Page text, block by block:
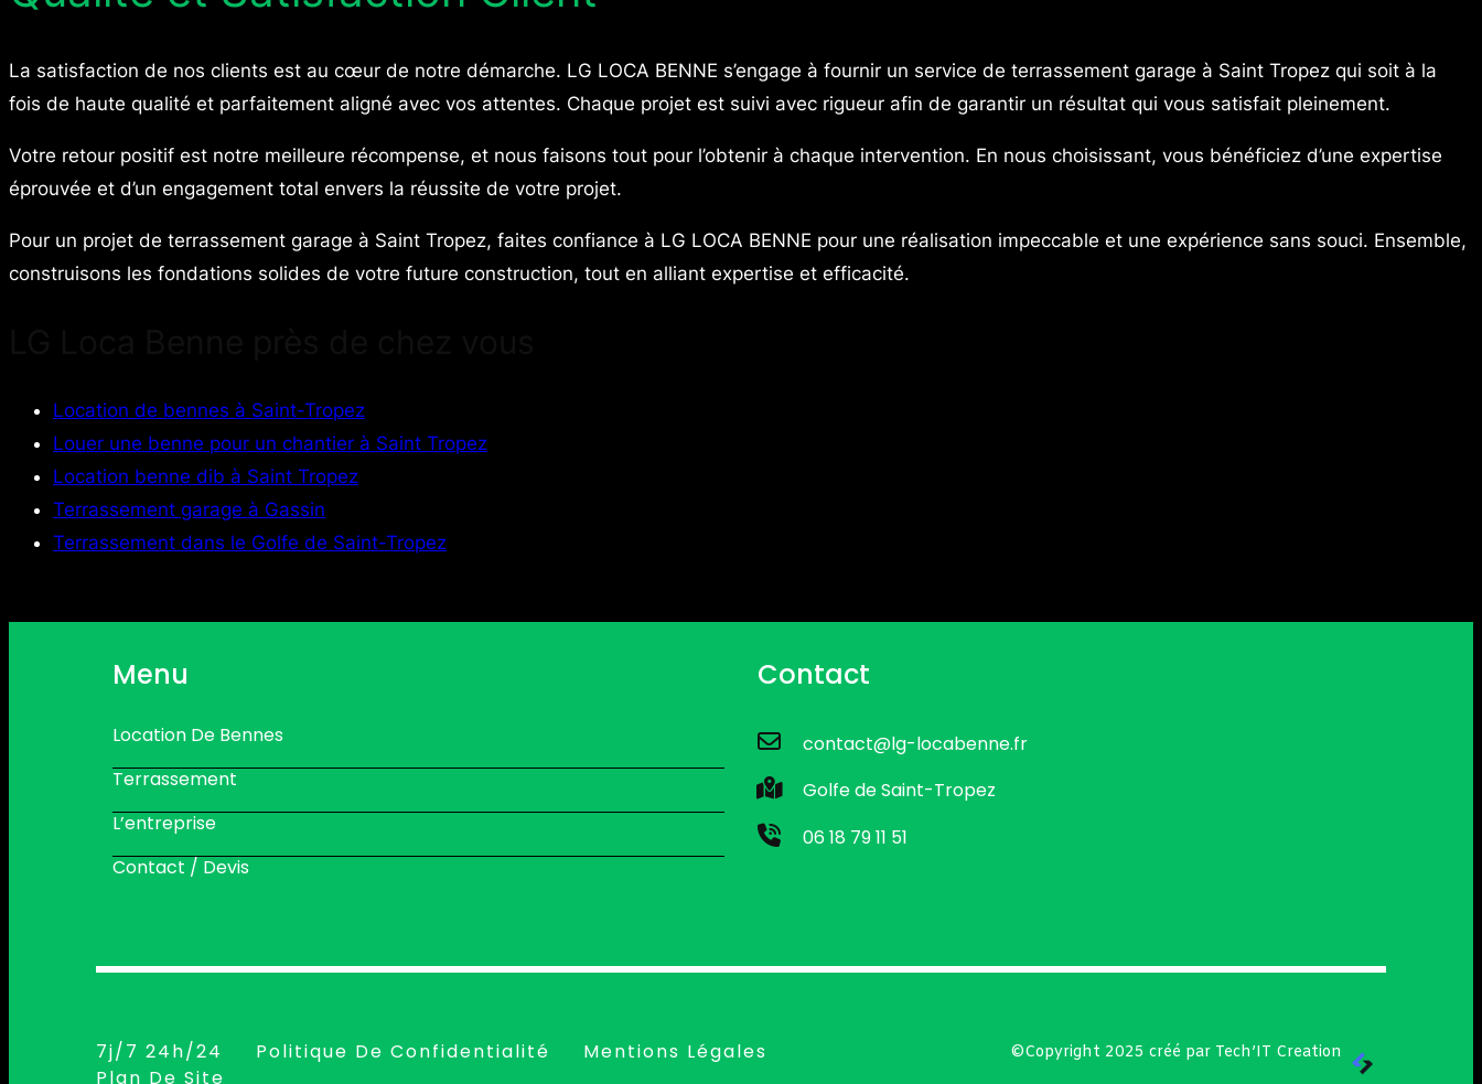
La satisfaction de nos clients est au cœur de notre démarche. LG LOCA BENNE s’engage à fournir un service de terrassement garage à Saint Tropez qui soit à la
fois de haute qualité et parfaitement aligné avec vos attentes. Chaque projet est suivi avec rigueur afin de garantir un résultat qui vous satisfait pleinement.
Votre retour positif est notre meilleure récompense, et nous faisons tout pour l’obtenir à chaque intervention. En nous choisissant, vous bénéficiez d’une expertise
éprouvée et d’un engagement total envers la réussite de votre projet.
Pour un projet de terrassement garage à Saint Tropez, faites confiance à LG LOCA BENNE pour une réalisation impeccable et une expérience sans souci. Ensemble,
construisons les fondations solides de votre future construction, tout en alliant expertise et efficacité.
Location de bennes à Saint-Tropez
Louer une benne pour un chantier à Saint Tropez
Location benne dib à Saint Tropez
Terrassement garage à Gassin
Terrassement dans le Golfe de Saint-Tropez
Menu
Location De Bennes
Terrassement
L’entreprise
Contact / Devis
Contact
contact@lg-locabenne.fr
Golfe de Saint-Tropez
06 18 79 11 51
7j/7 24h/24 Politique De Confidentialité
Mentions Légales
Plan De Site
©Copyright 2025 créé par Tech’IT Creation